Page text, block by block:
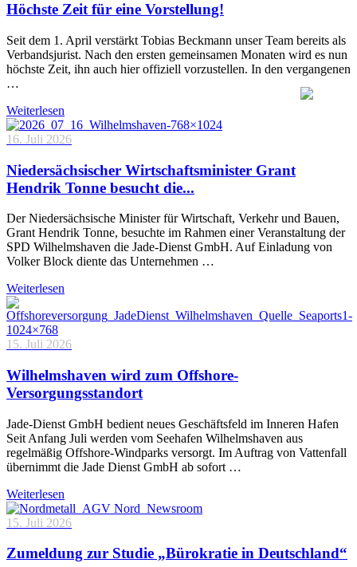
Höchste Zeit für eine Vorstellung!
Seit dem 1. April verstärkt Tobias Beckmann unser Team bereits als
Verbandsjurist. Nach den ersten gemeinsamen Monaten wird es nun
höchste Zeit, ihn auch hier offiziell vorzustellen. In den vergangenen
…
Weiterlesen
16. Juli 2026
Niedersächsischer Wirtschaftsminister Grant
Hendrik Tonne besucht die...
Der Niedersächsische Minister für Wirtschaft, Verkehr und Bauen,
Grant Hendrik Tonne, besuchte im Rahmen einer Veranstaltung der
SPD Wilhelmshaven die Jade-Dienst GmbH. Auf Einladung von
Volker Block diente das Unternehmen …
Weiterlesen
15. Juli 2026
Wilhelmshaven wird zum Offshore-
Versorgungsstandort
Jade-Dienst GmbH bedient neues Geschäftsfeld im Inneren Hafen
Seit Anfang Juli werden vom Seehafen Wilhelmshaven aus
regelmäßig Offshore-Windparks versorgt. Im Auftrag von Vattenfall
übernimmt die Jade Dienst GmbH ab sofort …
Weiterlesen
15. Juli 2026
Zumeldung zur Studie „Bürokratie in Deutschland“